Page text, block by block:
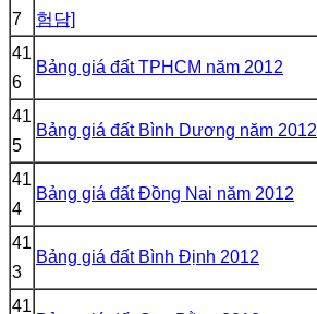
7
험담]
41
6
Bảng giá đất TPHCM năm 2012
41
5
Bảng giá đất Bình Dương năm 2012
41
4
Bảng giá đất Đồng Nai năm 2012
41
3
Bảng giá đất Bình Định 2012
41